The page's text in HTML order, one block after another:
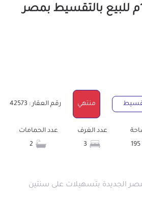
شقة سكنية 195م للبيع بالتقسيط بمصر
منتهي رقم العقار : 42573
عدد الغرف
عدد الحمامات